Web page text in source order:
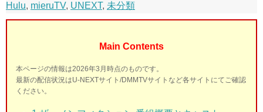
Hulu, mieruTV, UNEXT, 未分類
Main Contents
本ページの情報は2026年3月時点のものです。
最新の配信状況はU-NEXTサイト/DMMTVサイトなど各サイトにてご確認
ください。